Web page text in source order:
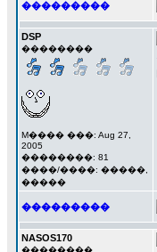
���������
DSP
��������
M���� ���: Aug 27,
2005
��������: 81
����/����: �����,
�����
���������
NASOS170
��������